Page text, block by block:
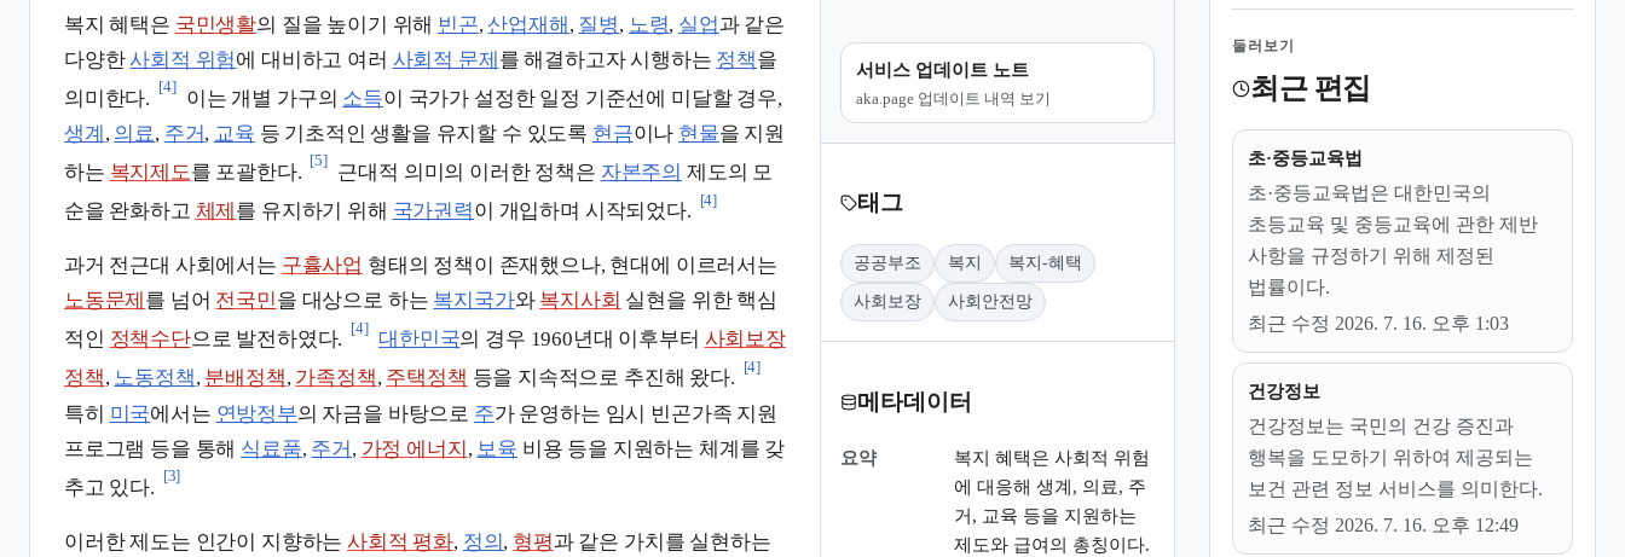
복지 혜택은 국민생활의 질을 높이기 위해 빈곤,산업재해 , 질병, 노령, 실업과 같은
다양한사회적 위험에 대비하고 여러 사회적 문제 를 해결하고자 시행하는 정책을
의미한다.
[4]
이는 개별 가구의 소득이 국가가 설정한 일정 기준선에 미달할 경우,
생계 , 의료, 주거, 교육 등 기초적인 생활을 유지할 수 있도록 현금이나 현물을 지원
하는 복지제도를 포괄한다.
[5]
근대적 의미의 이러한 정책은 자본주의 제도의 모
순을 완화하고 체제 를 유지하기 위해 국가권력이 개입하며 시작되었다.
[4]
과거 전근대 사회에서는 구휼사업 형태의 정책이 존재했으나, 현대에 이르러서는
노동문제 를 넘어 전국민을 대상으로 하는 복지국가와 복지사회 실현을 위한 핵심
적인 정책수단으로 발전하였다.
[4]
대한민국의 경우 1960년대 이후부터 사회보장
정책, 노동정책, 분배정책, 가족정책, 주택정책 등을 지속적으로 추진해 왔다.
[4]
특히 미국에서는 연방정부의 자금을 바탕으로 주가 운영하는 임시 빈곤가족 지원
프로그램 등을 통해 식료품, 주거 , 가정 에너지 , 보육 비용 등을 지원하는 체계를 갖
추고 있다.
[3]
이러한 제도는 인간이 지향하는사회적 평화, 정의, 형평과 같은 가치를 실현하는
서비스 업데이트 노트
aka.page 업데이트 내역 보기
태그
공공부조 복지 복지-혜택
사회보장 사회안전망
메타데이터
요약
복지 혜택은 사회적 위험
에 대응해 생계, 의료, 주
거, 교육 등을 지원하는
제도와 급여의 총칭이다.
둘러보기
최근 편집
초·중등교육법
초·중등교육법은 대한민국의
초등교육 및 중등교육에 관한 제반
사항을 규정하기 위해 제정된
법률이다.
최근 수정 2026. 7. 16. 오후 1:03
건강정보
건강정보는 국민의 건강 증진과
행복을 도모하기 위하여 제공되는
보건 관련 정보 서비스를 의미한다.
최근 수정 2026. 7. 16. 오후 12:49